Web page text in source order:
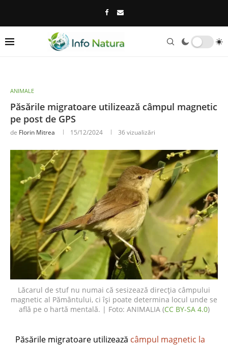
ANIMALE
Păsările migratoare utilizează câmpul magnetic
pe post de GPS
de Florin Mitrea 15/12/2024 36vizualizări
Lăcarul de stuf nu numai că sesizează direcția câmpului
magnetic al Pământului, ci își poate determina locul unde se
află pe o hartă mentală. | Foto: ANIMALIA (CC BY-SA 4.0)
Păsările migratoare utilizează câmpul magnetic la